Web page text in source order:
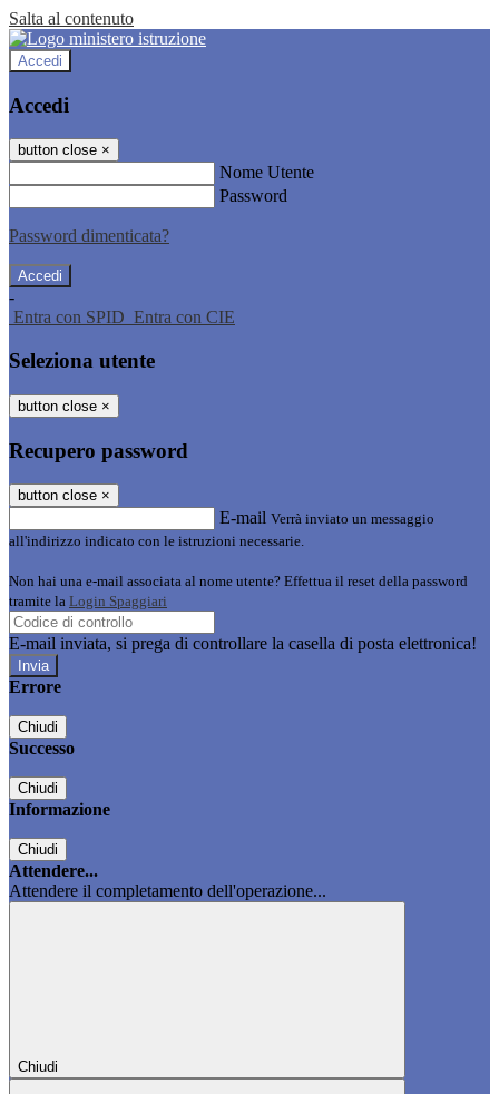
Salta al contenuto
Accedi
Accedi
button close ×
Nome Utente
Password
Password dimenticata?
-
Entra con SPID Entra con CIE
Seleziona utente
button close ×
Recupero password
button close ×
E-mail Verrà inviato un messaggio
all'indirizzo indicato con le istruzioni necessarie.
Non hai una e-mail associata al nome utente? Effettua il reset della password
tramite la Login Spaggiari
E-mail inviata, si prega di controllare la casella di posta elettronica!
Errore
Chiudi
Successo
Chiudi
Informazione
Chiudi
Attendere...
Attendere il completamento dell'operazione...
Chiudi